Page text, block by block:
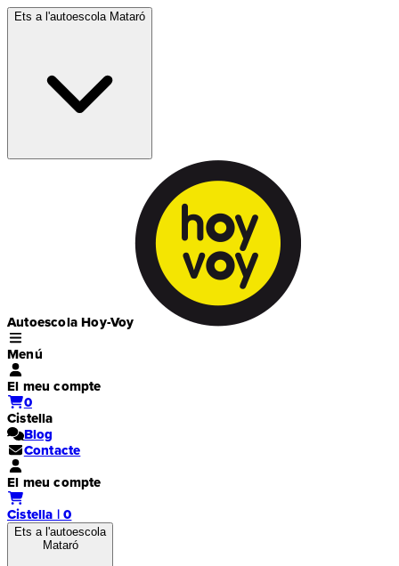
Ets a l'autoescola Mataró
Autoescola Hoy-Voy
Menú
El meu compte
0
Cistella
Blog
Contacte
El meu compte
Cistella | 0
Ets a l'autoescola
Mataró